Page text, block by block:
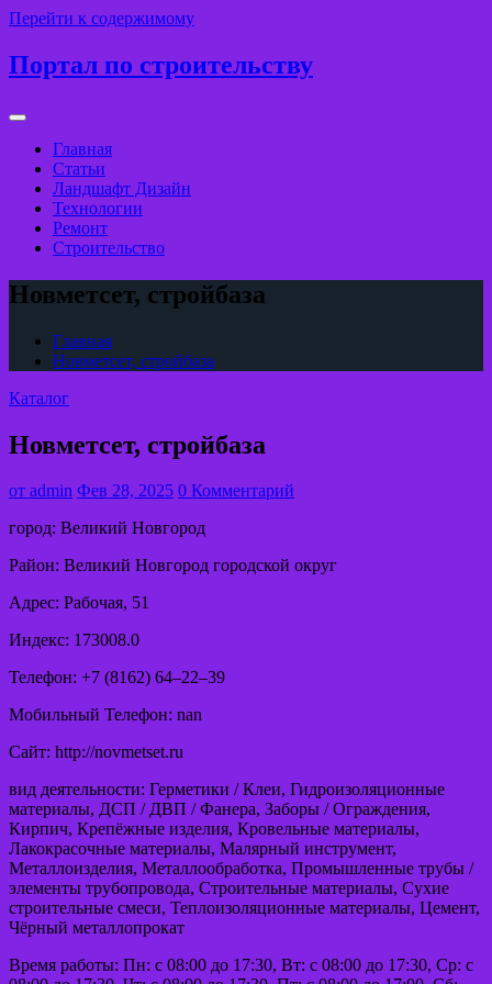
Перейти к содержимому
Портал по строительству
Главная
Статьи
Ландшафт Дизайн
Технологии
Ремонт
Строительство
Новметсет, стройбаза
Главная
Новметсет, стройбаза
Каталог
Новметсет, стройбаза
от admin Фев 28, 2025 0 Комментарий
город: Великий Новгород
Район: Великий Новгород городской округ
Адрес: Рабочая, 51
Индекс: 173008.0
Телефон: +7 (8162) 64‒22‒39
Мобильный Телефон: nan
Сайт: http://novmetset.ru
вид деятельности: Герметики / Клеи, Гидроизоляционные
материалы, ДСП / ДВП / Фанера, Заборы / Ограждения,
Кирпич, Крепёжные изделия, Кровельные материалы,
Лакокрасочные материалы, Малярный инструмент,
Металлоизделия, Металлообработка, Промышленные трубы /
элементы трубопровода, Строительные материалы, Сухие
строительные смеси, Теплоизоляционные материалы, Цемент,
Чёрный металлопрокат
Время работы: Пн: с 08:00 до 17:30, Вт: с 08:00 до 17:30, Ср: с